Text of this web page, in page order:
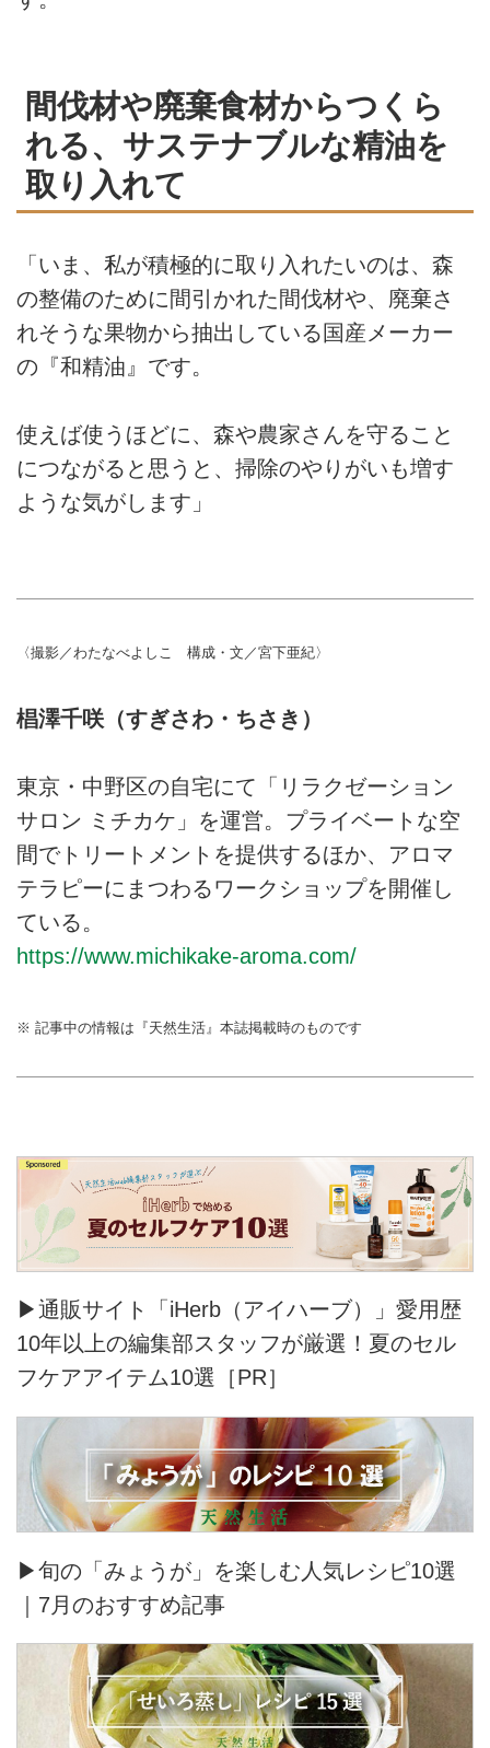
間伐材や廃棄食材からつくら
れる、サステナブルな精油を
取り入れて
「いま、私が積極的に取り入れたいのは、森
の整備のために間引かれた間伐材や、廃棄さ
れそうな果物から抽出している国産メーカー
の『和精油』です。
使えば使うほどに、森や農家さんを守ること
につながると思うと、掃除のやりがいも増す
ような気がします」
〈撮影／わたなべよしこ 構成・文／宮下亜紀〉
椙澤千咲（すぎさわ・ちさき）
東京・中野区の自宅にて「リラクゼーション
サロン ミチカケ」を運営。プライベートな空
間でトリートメントを提供するほか、アロマ
テラピーにまつわるワークショップを開催し
ている。
https://www.michikake-aroma.com/
※ 記事中の情報は『天然生活』本誌掲載時のものです
▶通販サイト「iHerb（アイハーブ）」愛用歴
10年以上の編集部スタッフが厳選！夏のセル
フケアアイテム10選［PR］
▶旬の「みょうが」を楽しむ人気レシピ10選
｜7月のおすすめ記事